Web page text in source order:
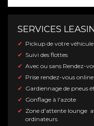
SERVICES
Pickup de votre véhicule
Suivi des flottes
Avec ou sans Rendez-
Prise rendez-vous online
Gardiennage de pneus
Gonflage à l'azote
Zone d'attente lounge
ordinateurs